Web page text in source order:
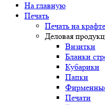
На главную
Печать
Печать на крафте
Деловая
Визитки
Бланки
Кубарики
Папки
Печати